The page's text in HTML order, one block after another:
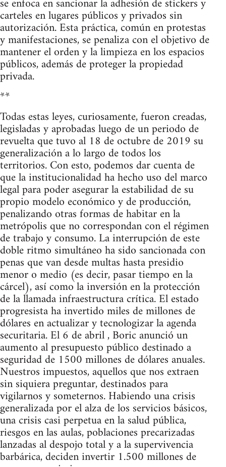
carteles en lugares públicos y privados sin
autorización. Esta práctica, común en protestas
y manifestaciones, se penaliza con el objetivo de
mantener el orden y la limpieza en los espacios
públicos, además de proteger la propiedad
privada.
**
Todas estas leyes, curiosamente, fueron creadas,
legisladas y aprobadas luego de un periodo de
revuelta que tuvo al 18 de octubre de 2019 su
generalización a lo largo de todos los
territorios. Con esto, podemos dar cuenta de
que la institucionalidad ha hecho uso del marco
legal para poder asegurar la estabilidad de su
propio modelo económico y de producción,
penalizando otras formas de habitar en la
metrópolis que no correspondan con el régimen
de trabajo y consumo. La interrupción de este
doble ritmo simultáneo ha sido sancionada con
penas que van desde multas hasta presidio
menor o medio (es decir, pasar tiempo en la
cárcel), así como la inversión en la protección
de la llamada infraestructura crítica. El estado
progresista ha invertido miles de millones de
dólares en actualizar y tecnologizar la agenda
securitaria. El 6 de abril , Boric anunció un
aumento al presupuesto público destinado a
seguridad de 1500 millones de dólares anuales.
Nuestros impuestos, aquellos que nos extraen
sin siquiera preguntar, destinados para
vigilarnos y someternos. Habiendo una crisis
generalizada por el alza de los servicios básicos,
una crisis casi perpetua en la salud pública,
riesgos en las aulas, poblaciones precarizadas
lanzadas al despojo total y a la supervivencia
barbárica, deciden invertir 1.500 millones de